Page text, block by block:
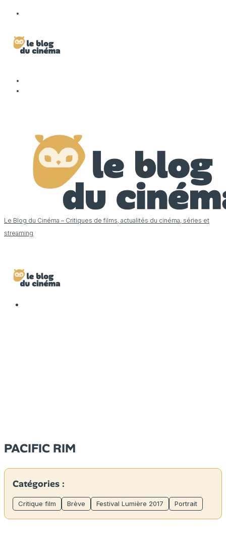
Le Blog du Cinéma – Critiques de films, actualités du cinéma, séries et
streaming
PACIFIC RIM
Catégories :
Critique film Brève Festival Lumière 2017 Portrait